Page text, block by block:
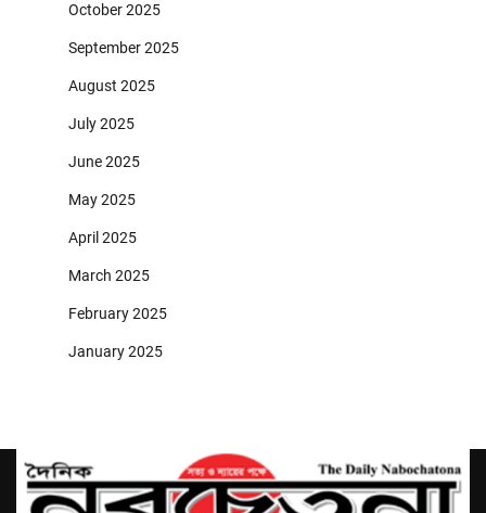
October 2025
September 2025
August 2025
July 2025
June 2025
May 2025
April 2025
March 2025
February 2025
January 2025